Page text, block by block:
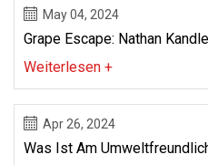
May 04, 2024
Grape Escape: Nathan
Weiterlesen +
Apr 26, 2024
Was Ist Am